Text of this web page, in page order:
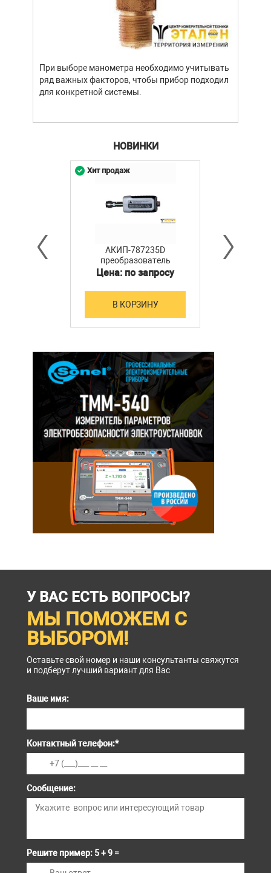
При выборе манометра необходимо учитывать
ряд важных факторов, чтобы прибор подходил
для конкретной системы.
НОВИНКИ
АКИП-787235D
преобразователь
мощности
Цена: по запросу
В КОРЗИНУ
Хит продаж
У ВАС ЕСТЬ ВОПРОСЫ?
МЫ ПОМОЖЕМ С
ВЫБОРОМ!
Оставьте свой номер и наши консультанты свяжутся
и подберут лучший вариант для Вас
Ваше имя:
Контактный телефон:*
Сообщение:
Решите пример: 5 + 9 =